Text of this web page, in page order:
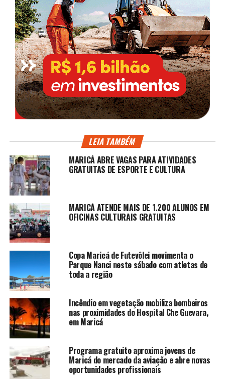
LEIA TAMBÉM
MARICÁ ABRE VAGAS PARA ATIVIDADES
GRATUITAS DE ESPORTE E CULTURA
MARICÁ ATENDE MAIS DE 1.200 ALUNOS EM
OFICINAS CULTURAIS GRATUITAS
Copa Maricá de Futevôlei movimenta o
Parque Nanci neste sábado com atletas de
toda a região
Incêndio em vegetação mobiliza bombeiros
nas proximidades do Hospital Che Guevara,
em Maricá
Programa gratuito aproxima jovens de
Maricá do mercado da aviação e abre novas
oportunidades profissionais